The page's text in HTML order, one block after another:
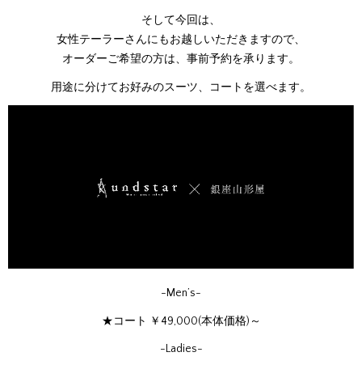
そして今回は、
女性テーラーさんにもお越しいただきますので、
オーダーご希望の方は、事前予約を承ります。
用途に分けてお好みのスーツ、コートを選べます。
-Men’s-
★コート ￥49,000(本体価格)～
-Ladies-